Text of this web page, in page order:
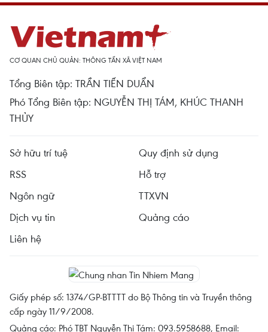
CƠ QUAN CHỦ QUẢN: THÔNG TẤN XÃ VIỆT NAM
Tổng Biên tập: TRẦN TIẾN DUẨN
Phó Tổng Biên tập: NGUYỄN THỊ TÁM, KHÚC THANH
THỦY
Sở hữu trí tuệ
Quy định sử dụng
RSS
Hỗ trợ
Ngôn ngữ
TTXVN
Dịch vụ tin
Quảng cáo
Liên hệ
Giấy phép số: 1374/GP-BTTTT do Bộ Thông tin và Truyền thông
cấp ngày 11/9/2008.
Quảng cáo: Phó TBT Nguyễn Thị Tám: 093.5958688, Email: